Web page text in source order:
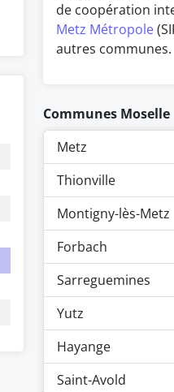
de coopération
Metz Métropole
autres communes.
Communes Moselle
Metz
Thionville
Montigny-lès-Metz
Forbach
Sarreguemines
Yutz
Hayange
Saint-Avold